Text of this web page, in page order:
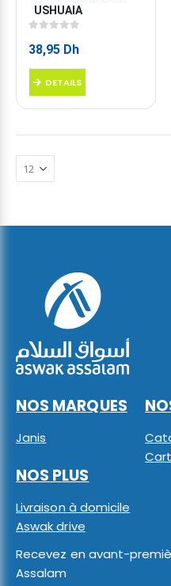
USHUAIA
38,95 Dh
DETAILS
NOS MARQUES
Janis
NOS PLUS
Livraison à domicile
Aswak drive
Recevez en avant-
Assalam